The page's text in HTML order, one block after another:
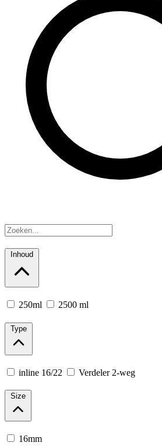
Inhoud
250ml 2500 ml
Type
inline 16/22 Verdeler 2-weg
Size
16mm